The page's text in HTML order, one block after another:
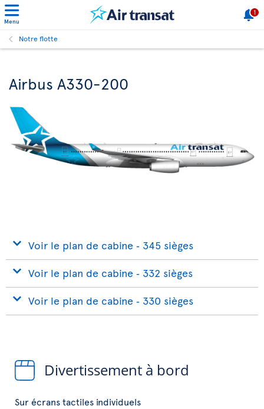
Menu
1
Notre flotte
Airbus A330-200
Voir le plan de cabine ‐ 345 sièges
Voir le plan de cabine ‐ 332 sièges
Voir le plan de cabine ‐ 330 sièges
Divertissement à bord
Sur écrans tactiles individuels